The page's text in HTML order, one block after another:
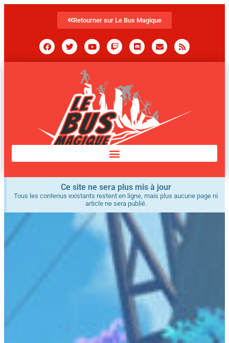
Retourner sur Le Bus Magique
Ce site ne sera plus mis à jour
Tous les contenus existants restent en ligne, mais plus aucune page ni
article ne sera publié.